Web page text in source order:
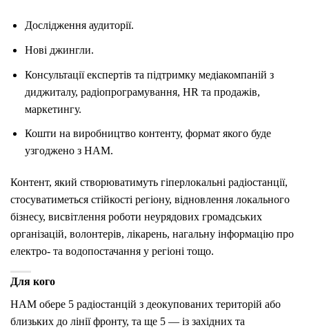
Дослідження аудиторії.
Нові джингли.
Консультації експертів та підтримку медіакомпаній з
диджиталу, радіопрограмування, HR та продажів,
маркетингу.
Кошти на виробництво контенту, формат якого буде
узгоджено з НАМ.
Контент, який створюватимуть гіперлокальні радіостанції,
стосуватиметься стійкості регіону, відновлення локального
бізнесу, висвітлення роботи неурядових громадських
організацій, волонтерів, лікарень, нагальну інформацію про
електро- та водопостачання у регіоні тощо.
Для кого
НАМ обере 5 радіостанцій з деокупованих територій або
близьких до лінії фронту, та ще 5 — із західних та